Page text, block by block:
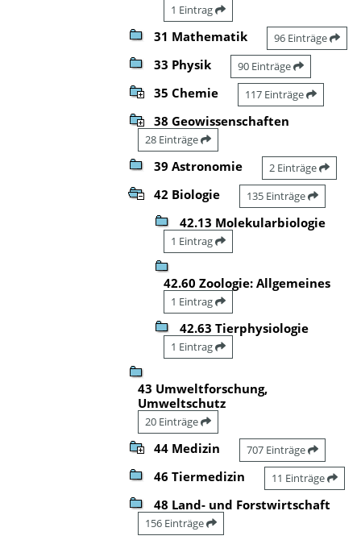
1 Eintrag
31 Mathematik 96 Einträge
33 Physik 90 Einträge
35 Chemie 117 Einträge
38 Geowissenschaften
28 Einträge
39 Astronomie 2 Einträge
42 Biologie 135 Einträge
42.13 Molekularbiologie
1 Eintrag
42.60 Zoologie: Allgemeines
1 Eintrag
42.63 Tierphysiologie
1 Eintrag
43 Umweltforschung,
Umweltschutz
20 Einträge
44 Medizin 707 Einträge
46 Tiermedizin 11 Einträge
48 Land- und Forstwirtschaft
156 Einträge